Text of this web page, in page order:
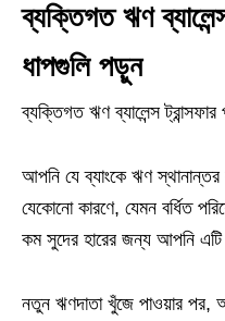
ব্যক্তিগত ঋণ
ধাপগুলি পড়ুন
ব্যক্তিগত ঋণ ব্যালেন্স
আপনি যে ব্যাংকে ঋণ
যেকোনো কারণে, যেমন বর্ধিত
কম সুদের হারের জন্য আপনি এটি
নতুন ঋণদাতা খুঁজে পাওয়ার পর,